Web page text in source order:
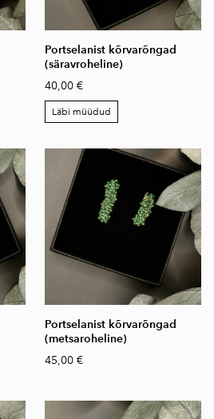
Portselanist kõrvarõngad
(säravroheline)
40,00 €
Läbi müüdud
Portselanist kõrvarõngad
(metsaroheline)
45,00 €